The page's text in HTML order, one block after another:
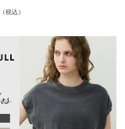
（税込）